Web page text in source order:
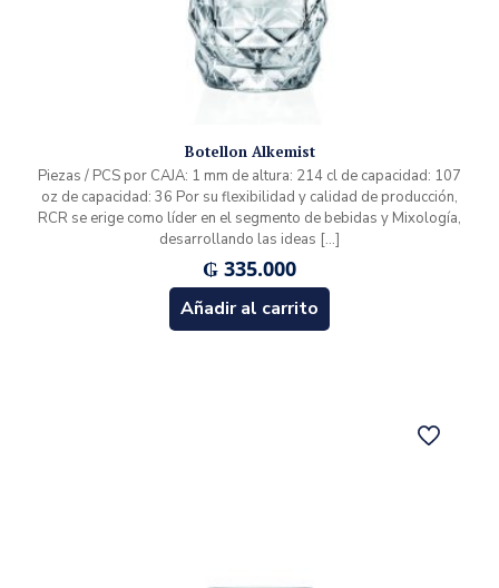
Botellon Alkemist
Piezas / PCS por CAJA: 1 mm de altura: 214 cl de capacidad: 107
oz de capacidad: 36 Por su flexibilidad y calidad de producción,
RCR se erige como líder en el segmento de bebidas y Mixología,
desarrollando las ideas […]
₲ 335.000
Añadir al carrito